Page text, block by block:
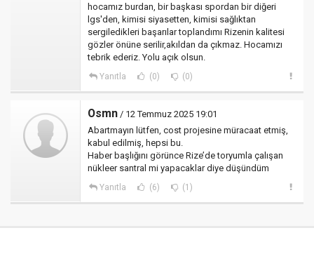
hocamız burdan, bir başkası spordan bir diğeri
lgs'den, kimisi siyasetten, kimisi sağlıktan
sergiledikleri başarılar toplandımı Rizenin kalitesi
gözler önüne serilir,akıldan da çıkmaz. Hocamızı
tebrik ederiz. Yolu açık olsun.
Yanıtla (0) (0)
Osmn / 12 Temmuz 2025 19:01
Abartmayın lütfen, cost projesine müracaat etmiş,
kabul edilmiş, hepsi bu.
Haber başlığını görünce Rize’de toryumla çalışan
nükleer santral mi yapacaklar diye düşündüm
Yanıtla (6) (1)